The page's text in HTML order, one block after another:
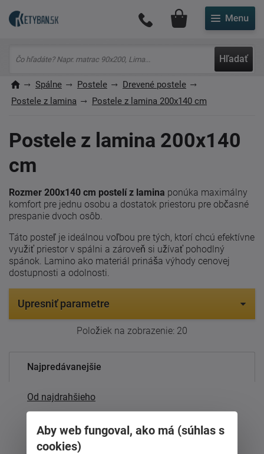
Hľadať
Môj účet
Spálne Postele
Drevené postele
Postele z lamina
Postele z lamina 200x140 cm
Postele z lamina 200x140
cm
Rozmer 200x140 cm postelí z lamina ponúka maximálny
komfort pre jednu osobu a dostatok priestoru pre občasné
prespanie dvoch osôb.
Táto posteľ je ideálnou voľbou pre tých, ktorí chcú efektívne
využiť priestor v spálni a zároveň si užívať pohodlný
spánok. Lamino ako materiál prináša výhody cenovej
dostupnosti a odolnosti.
Upresniť parametre
Položiek na zobrazenie: 20
Najpredávanejšie
Od najdrahšieho
Od najlacnejšieho
Aby web fungoval, ako má (súhlas s
cookies)